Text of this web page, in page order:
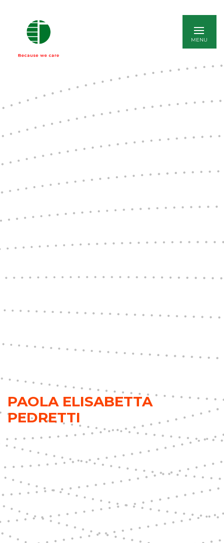
PAOLA ELISABETTA
PEDRETTI